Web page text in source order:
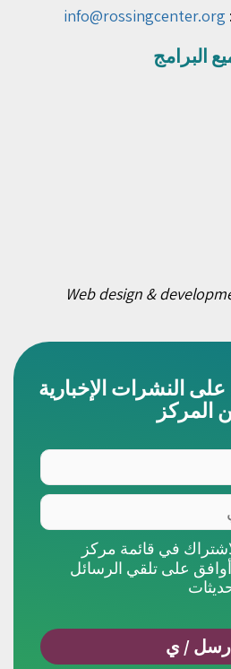
info@rossingcenter.org
البرامج
Web design &
النشرات الإخبارية
المركز
في قائمة مركز
على تلقي الرسائل